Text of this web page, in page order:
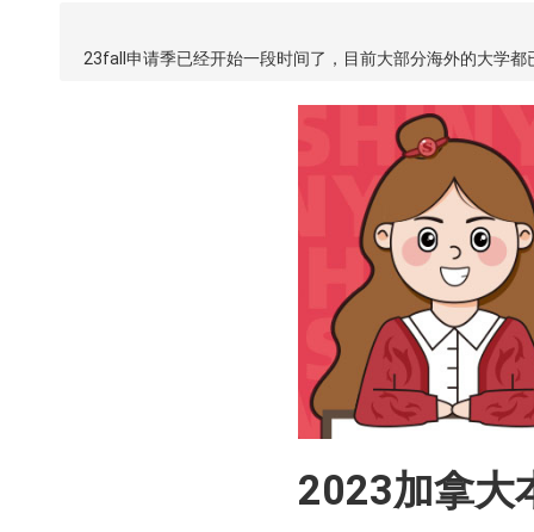
23fall申请季已经开始一段时间了，目前大部分海外的大学
2023加拿大